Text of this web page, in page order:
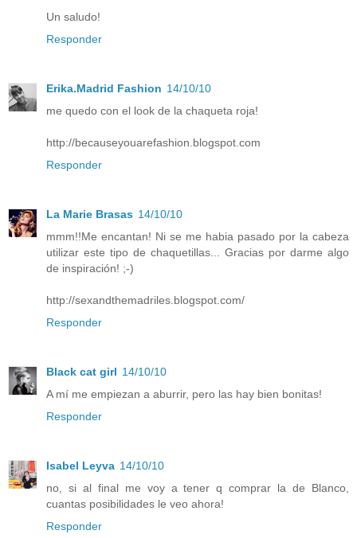
Un saludo!
Responder
Erika.Madrid Fashion 14/10/10
me quedo con el look de la chaqueta roja!
http://becauseyouarefashion.blogspot.com
Responder
La Marie Brasas 14/10/10
mmm!!Me encantan! Ni se me habia pasado por la cabeza
utilizar este tipo de chaquetillas... Gracias por darme algo
de inspiración! ;-)
http://sexandthemadriles.blogspot.com/
Responder
Black cat girl 14/10/10
A mí me empiezan a aburrir, pero las hay bien bonitas!
Responder
Isabel Leyva 14/10/10
no, si al final me voy a tener q comprar la de Blanco,
cuantas posibilidades le veo ahora!
Responder